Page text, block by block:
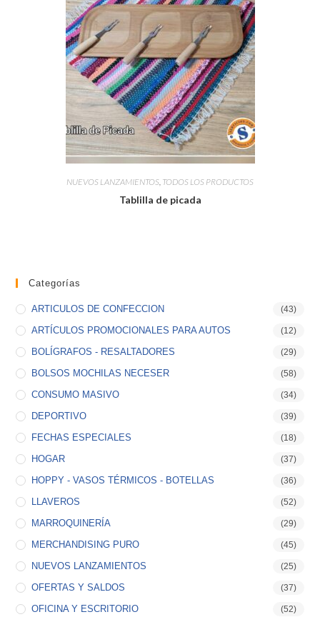
NUEVOS LANZAMIENTOS, TODOS LOS PRODUCTOS
Tablilla de picada
Categorías
ARTICULOS DE CONFECCION (43)
ARTÍCULOS PROMOCIONALES PARA AUTOS (12)
BOLÍGRAFOS - RESALTADORES (29)
BOLSOS MOCHILAS NECESER (58)
CONSUMO MASIVO (34)
DEPORTIVO (39)
FECHAS ESPECIALES (18)
HOGAR (37)
HOPPY - VASOS TÉRMICOS - BOTELLAS (36)
LLAVEROS (52)
MARROQUINERÍA (29)
MERCHANDISING PURO (45)
NUEVOS LANZAMIENTOS (25)
OFERTAS Y SALDOS (37)
OFICINA Y ESCRITORIO (52)